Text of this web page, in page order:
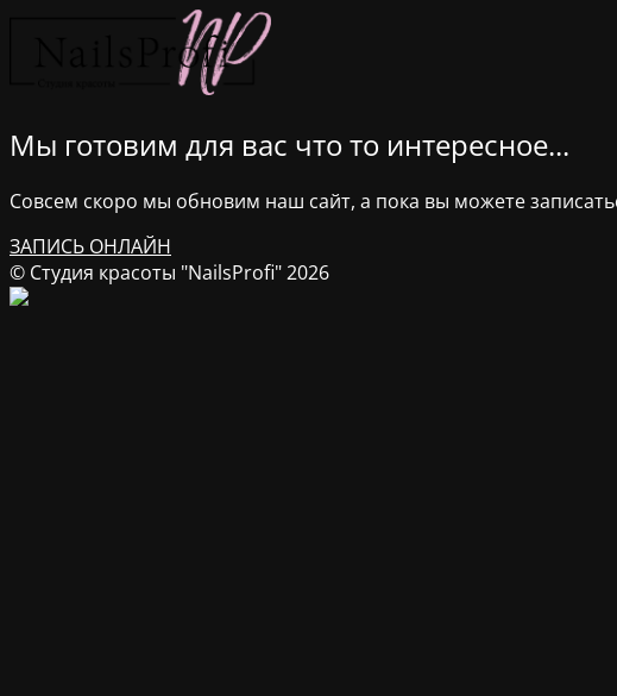
Мы готовим для вас что то интересное...
Совсем скоро мы обновим наш сайт, а пока вы можете
ЗАПИСЬ ОНЛАЙН
© Студия красоты "NailsProfi" 2026